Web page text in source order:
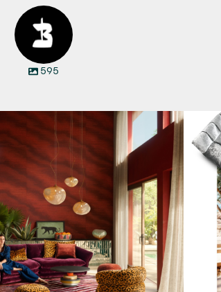
595
von der Weite Afrikas.
53 2